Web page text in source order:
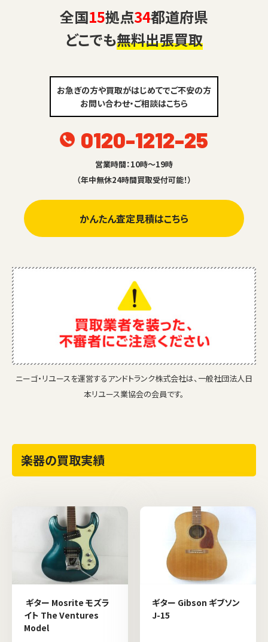
全国15拠点34都道府県
どこでも無料出張買取
お急ぎの方や買取がはじめてでご不安の方
お問い合わせ・ご相談はこちら
0120-1212-25
営業時間：10時～19時
（年中無休24時間買取受付可能！）
かんたん査定見積はこちら
ニーゴ・リユースを運営するアンドトランク株式会社は、一般社団法人日
本リユース業協会の会員です。
楽器の買取実績
ギター Mosrite モズラ
イト The Ventures
Model
ギター Gibson ギブソン
J-15